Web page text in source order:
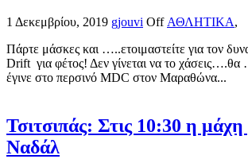
1 Δεκεμβρίου, 2019 gjouvi Off ΑΘΛΗΤΙΚΑ,
Πάρτε μάσκες και …..ετοιμαστείτε για τον
Drift για φέτος! Δεν γίνεται να το χάσεις….θα
έγινε στο περσινό MDC στον Μαραθώνα...
Τσιτσιπάς: Στις 10:30 η μάχη
Ναδάλ